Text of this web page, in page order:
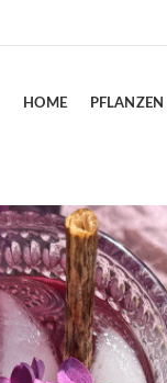
HOME PFLANZEN